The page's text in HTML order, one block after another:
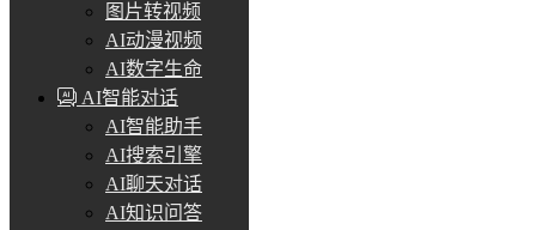
图片转视频
AI动漫视频
AI数字生命
AI智能对话
AI智能助手
AI搜索引擎
AI聊天对话
AI知识问答